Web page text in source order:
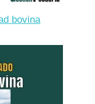
bovina